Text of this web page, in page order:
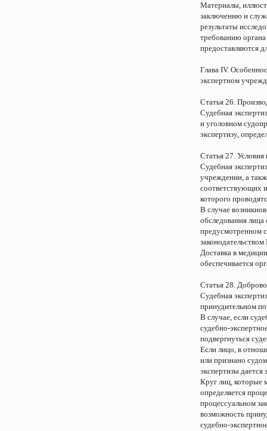
Материалы,
заключению и
результаты
требованию
предоставляются
Глава IV.
экспертном
Статья 26.
Судебная
и уголовном
экспертизу,
Статья 27.
Судебная
учреждении, а
соответствующих
которого
В случае
обследования
предусмотренном
Доставка в
обеспечивается
Статья 28.
Судебная
принудительном
В случае, если
судебно-
подвергнуться
Если лицо, в
или признано
экспертизы дается
Круг лиц, которые
определяется
процессуальном
возможность
судебно-